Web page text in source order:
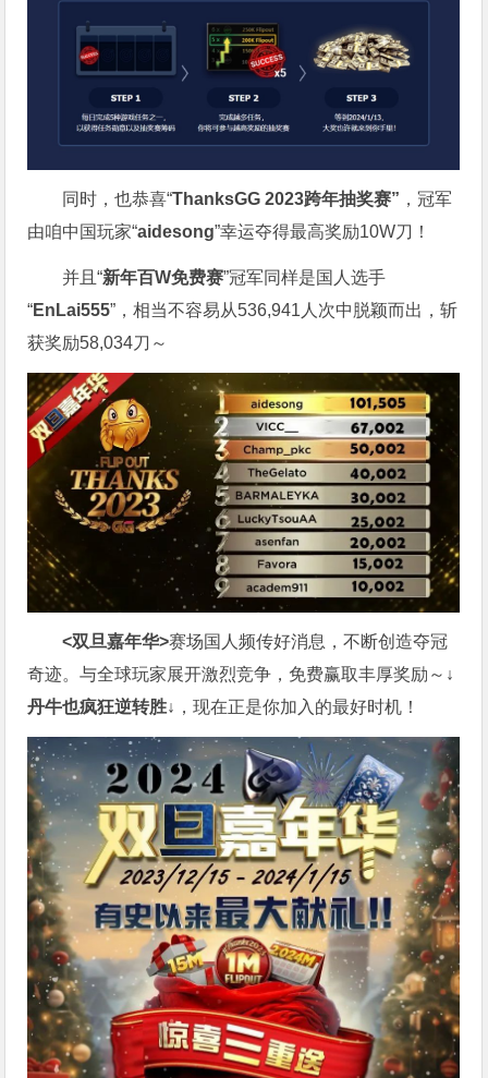
同时，也恭喜“ThanksGG 2023跨年抽奖赛” ，冠军
由咱中国玩家“aidesong”幸运夺得最高奖励10W刀！
并且“新年百W免费赛”冠军同样是国人选手
“EnLai555”，相当不容易从536,941人次中脱颖而出，斩
获奖励58,034刀～
<双旦嘉年华>赛场国人频传好消息，不断创造夺冠
奇迹。与全球玩家展开激烈竞争，免费赢取丰厚奖励～ ↓
丹牛也疯狂逆转胜↓ ，现在正是你加入的最好时机！